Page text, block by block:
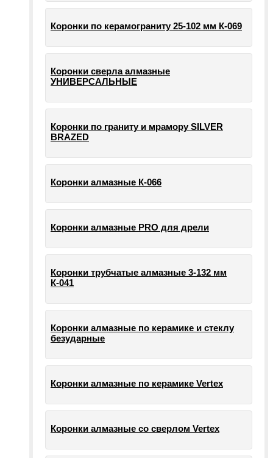
Коронки по керамограниту 25-102 мм К-069
Коронки сверла алмазные
УНИВЕРСАЛЬНЫЕ
Коронки по граниту и мрамору SILVER
BRAZED
Коронки алмазные К-066
Коронки алмазные PRO для дрели
Коронки трубчатые алмазные 3-132 мм
К-041
Коронки алмазные по керамике и стеклу
безударные
Коронки алмазные по керамике Vertex
Коронки алмазные со сверлом Vertex